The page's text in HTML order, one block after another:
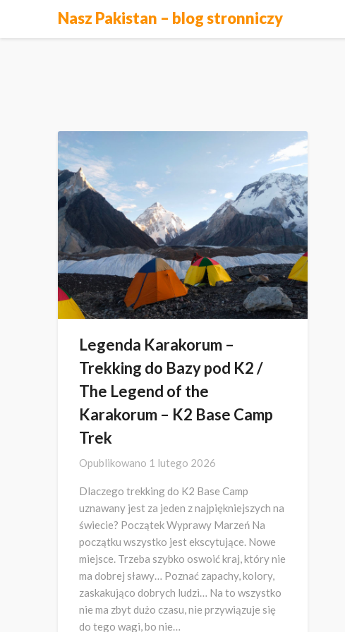
Nasz Pakistan – blog stronniczy
Legenda Karakorum –
Trekking do Bazy pod K2 /
The Legend of the
Karakorum – K2 Base Camp
Trek
Opublikowano 1 lutego 2026
Dlaczego trekking do K2 Base Camp
uznawany jest za jeden z najpiękniejszych na
świecie? Początek Wyprawy Marzeń Na
początku wszystko jest ekscytujące. Nowe
miejsce. Trzeba szybko oswoić kraj, który nie
ma dobrej sławy… Poznać zapachy, kolory,
zaskakująco dobrych ludzi… Na to wszystko
nie ma zbyt dużo czasu, nie przywiązuje się
do tego wagi, bo nie…